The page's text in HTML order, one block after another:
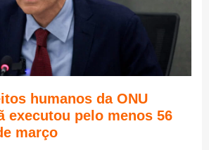
humanos da ONU
executou pelo menos 56
março